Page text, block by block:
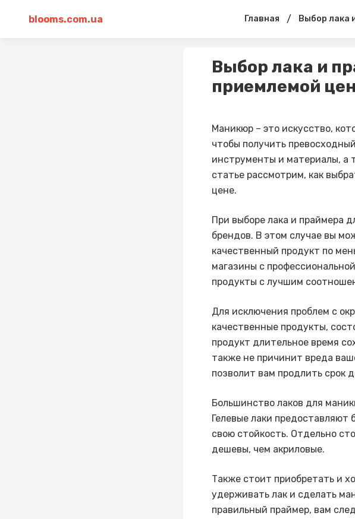
blooms.com.ua Главная / Выбор лака
Выбор лака и
приемлемой
Маникюр – это искусство,
чтобы получить
инструменты и материалы, а
статье рассмотрим, как
цене.
При выборе лака и праймера
брендов. В этом случае вы
качественный продукт по
магазины с
продукты с лучшим
Для исключения проблем с
качественные продукты,
продукт длительное время
также не причинит вреда
позволит вам продлить срок
Большинство лаков для
Гелевые лаки предоставляют
свою стойкость. Отдельно
дешевы, чем акриловые.
Также стоит приобретать и
удерживать лак и сделать
правильный праймер, вам